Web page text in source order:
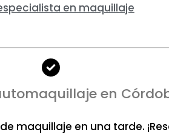
en maquillaje
en
maquillaje en una tarde.